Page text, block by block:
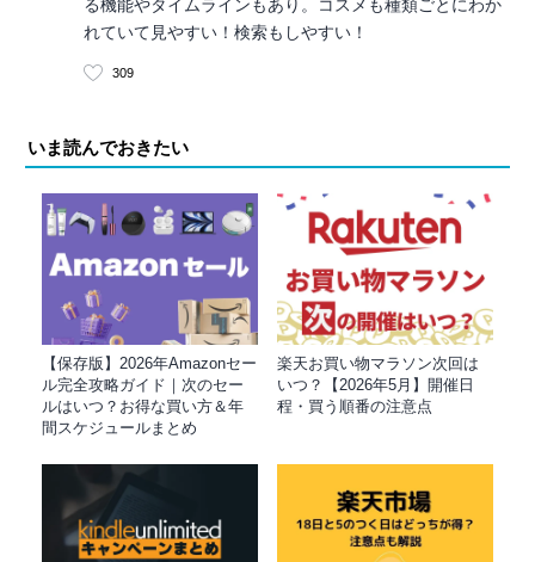
る機能やタイムラインもあり。コスメも種類ごとにわか
れていて見やすい！検索もしやすい！
309
いま読んでおきたい
【保存版】2026年Amazonセー
ル完全攻略ガイド｜次のセー
ルはいつ？お得な買い方＆年
間スケジュールまとめ
楽天お買い物マラソン次回は
いつ？【2026年5月】開催日
程・買う順番の注意点